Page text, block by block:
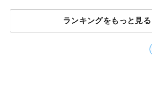
ランキングをもっと見る